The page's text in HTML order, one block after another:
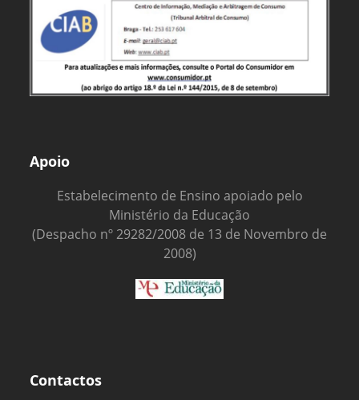
Apoio
Estabelecimento de Ensino apoiado pelo
Ministério da Educação
(Despacho nº 29282/2008 de 13 de Novembro de
2008)
Contactos